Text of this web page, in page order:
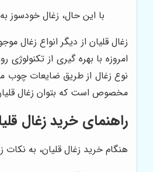
با این حال، زغال خودسوز
زغال قلیان از دیگر انواع زغال
امروزه با بهره گیری از
نوع زغال از طریق ضایعات چوب
مخصوص است که بتوان زغال قلیان
راهنمای خرید زغال
هنگام خرید زغال قلیان، به نکات